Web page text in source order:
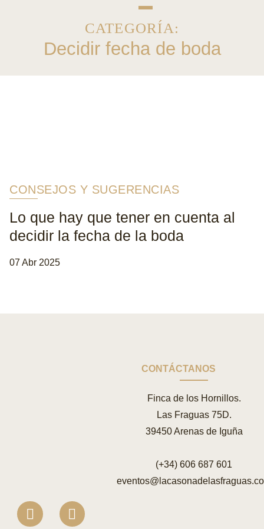
CATEGORÍA:
Decidir fecha de boda
CONSEJOS Y SUGERENCIAS
Lo que hay que tener en cuenta al
decidir la fecha de la boda
07 Abr 2025
CONTÁCTANOS
Finca de los Hornillos.
Las Fraguas 75D.
39450 Arenas de Iguña
(+34) 606 687 601